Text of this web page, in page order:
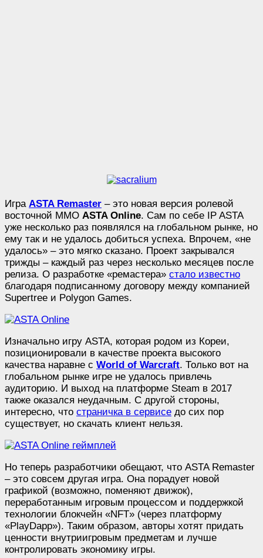
Игра ASTA Remaster – это новая версия ролевой
восточной MMO ASTA Online. Сам по себе IP ASTA
уже несколько раз появлялся на глобальном рынке, но
ему так и не удалось добиться успеха. Впрочем, «не
удалось» – это мягко сказано. Проект закрывался
трижды – каждый раз через несколько месяцев после
релиза. О разработке «ремастера» стало известно
благодаря подписанному договору между компанией
Supertree и Polygon Games.
Изначально игру ASTA, которая родом из Кореи,
позиционировали в качестве проекта высокого
качества наравне с World of Warcraft. Только вот на
глобальном рынке игре не удалось привлечь
аудиторию. И выход на платформе Steam в 2017
также оказался неудачным. С другой стороны,
интересно, что страничка в сервисе до сих пор
существует, но скачать клиент нельзя.
Но теперь разработчики обещают, что ASTA Remaster
– это совсем другая игра. Она порадует новой
графикой (возможно, поменяют движок),
переработанным игровым процессом и поддержкой
технологии блокчейн «NFT» (через платформу
«PlayDapp»). Таким образом, авторы хотят придать
ценности внутриигровым предметам и лучше
контролировать экономику игры.